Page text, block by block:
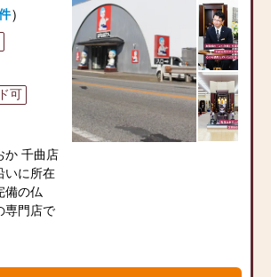
ーデニ
、墓
・霊
18：00
1第3火
】
霊園）：
園風霊園
広大な
約10分、
フラワ
どの小
実して
皆様の
るよ
したア
川中島
いに所
してお
ご相談
するだ
ご供養
添いたい
。
きでき
ドバイザ
しま
）
可
か 千曲店
いに所在
備の仏
専門店で
ます。家